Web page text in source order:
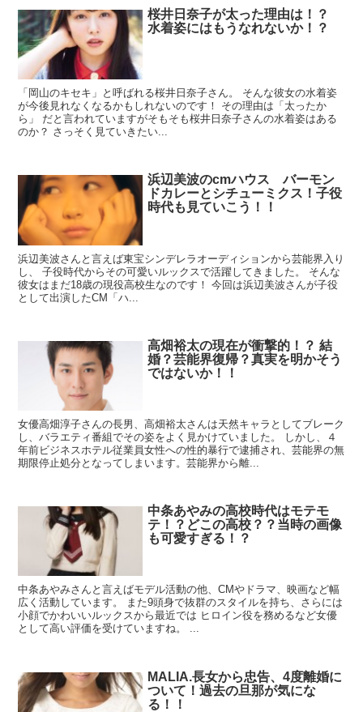
桜井日奈子が太った理由は！？
水着姿にはもうなれないか！？
「岡山のキセキ」と呼ばれる桜井日奈子さん。 そんな彼女の水着姿
が今後見れなくなるかもしれないのです！ その理由は「太ったか
ら」 だと言われていますがそもそも桜井日奈子さんの水着姿はある
のか？ さっそく見ていきたい...
浜辺美波のcmハウス バーモン
ドカレーとシチューミクス！子役
時代も見ていこう！！
浜辺美波さんと言えば東宝シンデレラオーディションから芸能界入り
し、 子役時代からその可愛いルックスで活躍してきました。 そんな
彼女はまだ18歳の現役高校生なのです！ 今回は浜辺美波さんが子役
として出演したCM「ハ...
高畑裕太の現在が衝撃的！？ 結
婚？芸能界復帰？真実を明かそう
ではないか！！
女優高畑淳子さんの長男、高畑裕太さんは天然キャラとしてブレーク
し、バラエティ番組でその姿をよく見かけていました。 しかし、４
年前ビジネスホテル従業員女性への性的暴行で逮捕され、芸能界の無
期限停止処分となってしまいます。芸能界から離...
中条あやみの高校時代はモテモ
テ！？どこの高校？？当時の画像
も可愛すぎる！？
中条あやみさんと言えばモデル活動の他、CMやドラマ、映画など幅
広く活動しています。 また9頭身で抜群のスタイルを持ち、さらには
小顔でかわいいルックスから最近では ヒロイン役を務めるなど女優
として高い評価を受けていますね。 ...
MALIA.長女から忠告、4度離婚に
ついて！過去の旦那が気にな
る！！